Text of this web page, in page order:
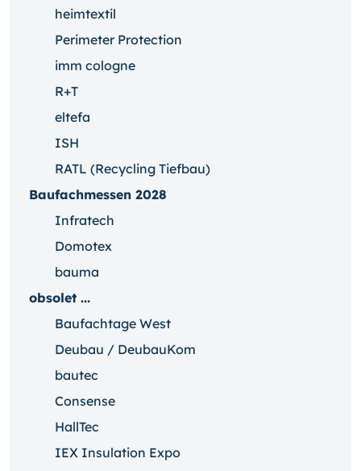
heimtextil
Perimeter Protection
imm cologne
R+T
eltefa
ISH
RATL (Recycling Tiefbau)
Baufachmessen 2028
Infratech
Domotex
bauma
obsolet ...
Baufachtage West
Deubau / DeubauKom
bautec
Consense
HallTec
IEX Insulation Expo